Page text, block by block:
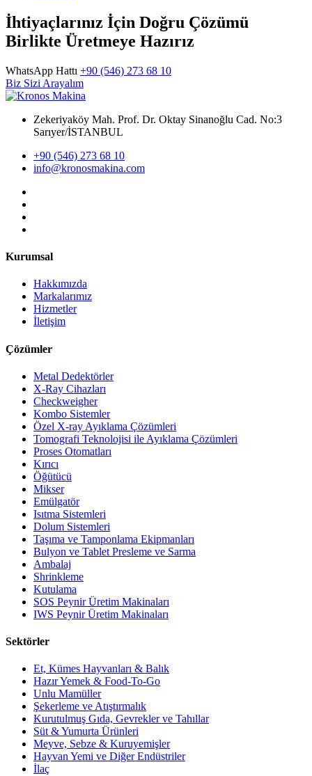
İhtiyaçlarınız İçin Doğru Çözümü
Birlikte Üretmeye Hazırız
WhatsApp Hattı +90 (546) 273 68 10
Biz Sizi Arayalım
Zekeriyaköy Mah. Prof. Dr. Oktay Sinanoğlu Cad. No:3
Sarıyer/İSTANBUL
+90 (546) 273 68 10
info@kronosmakina.com
Kurumsal
Hakkımızda
Markalarımız
Hizmetler
İletişim
Çözümler
Metal Dedektörler
X-Ray Cihazları
Checkweigher
Kombo Sistemler
Özel X-ray Ayıklama Çözümleri
Tomografi Teknolojisi ile Ayıklama Çözümleri
Proses Otomatları
Kırıcı
Öğütücü
Mikser
Emülgatör
Isıtma Sistemleri
Dolum Sistemleri
Taşıma ve Tamponlama Ekipmanları
Bulyon ve Tablet Presleme ve Sarma
Ambalaj
Shrinkleme
Kutulama
SOS Peynir Üretim Makinaları
IWS Peynir Üretim Makinaları
Sektörler
Et, Kümes Hayvanları & Balık
Hazır Yemek & Food-To-Go
Unlu Mamüller
Şekerleme ve Atıştırmalık
Kurutulmuş Gıda, Gevrekler ve Tahıllar
Süt & Yumurta Ürünleri
Meyve, Sebze & Kuruyemişler
Hayvan Yemi ve Diğer Endüstriler
İlaç